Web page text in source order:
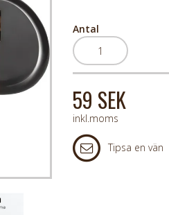
Antal
59 SEK
inkl.moms
Tipsa en vän